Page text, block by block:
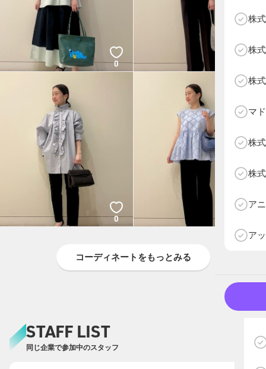
株
株
株
マ
株
株
ア
ア
0
0
コーディネートをもっとみる
STAFF LIST
同じ企業で参加中のスタッフ